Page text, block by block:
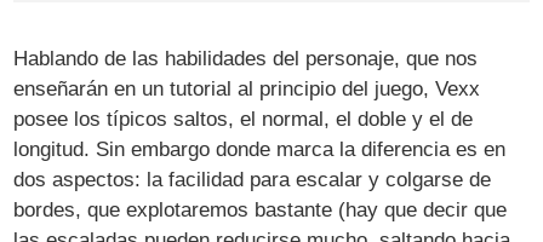
Hablando de las habilidades del personaje, que nos
enseñarán en un tutorial al principio del juego, Vexx
posee los típicos saltos, el normal, el doble y el de
longitud. Sin embargo donde marca la diferencia es en
dos aspectos: la facilidad para escalar y colgarse de
bordes, que explotaremos bastante (hay que decir que